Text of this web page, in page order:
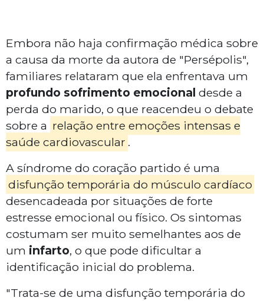
Embora não haja confirmação médica sobre
a causa da morte da autora de "Persépolis",
familiares relataram que ela enfrentava um
profundo sofrimento emocional desde a
perda do marido, o que reacendeu o debate
sobre a relação entre emoções intensas e
saúde cardiovascular .
A síndrome do coração partido é uma
disfunção temporária do músculo cardíaco
desencadeada por situações de forte
estresse emocional ou físico. Os sintomas
costumam ser muito semelhantes aos de
um infarto, o que pode dificultar a
identificação inicial do problema.
"Trata-se de uma disfunção temporária do